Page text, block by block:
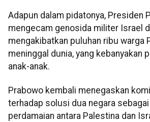
Adapun dalam pidatonya, Presiden
mengecam genosida militer Israel
mengakibatkan puluhan ribu warga
meninggal dunia, yang kebanyakan
anak-anak.
Prabowo kembali menegaskan
terhadap solusi dua negara
perdamaian antara Palestina dan